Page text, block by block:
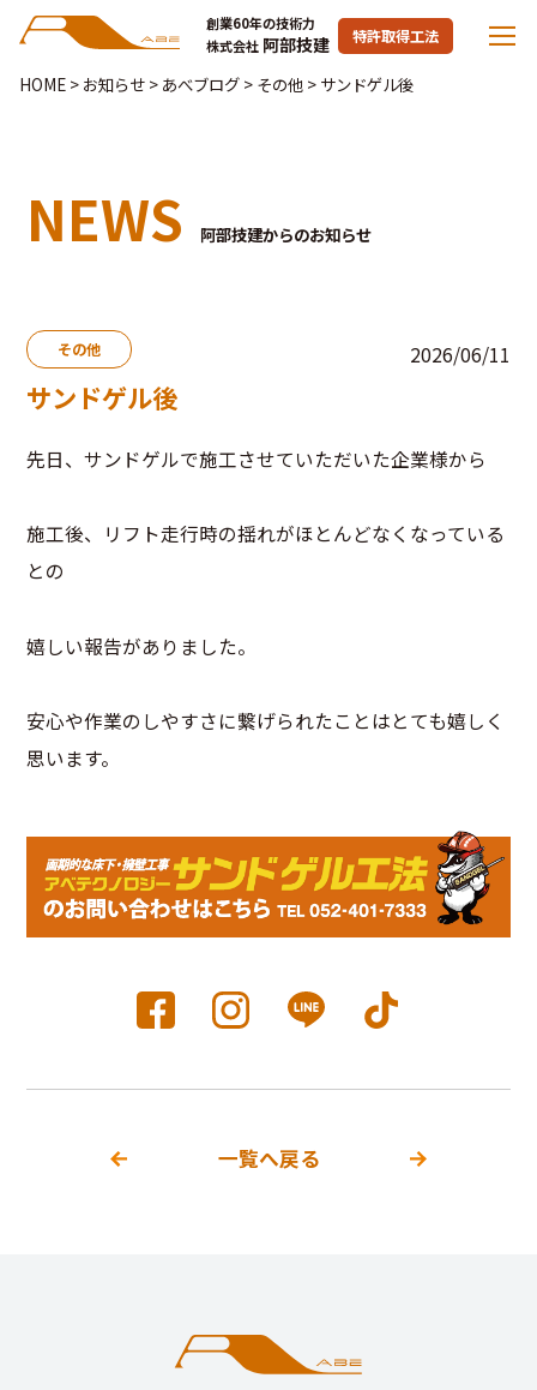
創業60年の技術力
株式会社 阿部技建 特許取得工法
HOME> お知らせ> あべブログ> その他> サンドゲル後
NEWS 阿部技建からのお知らせ
その他 2026/06/11
サンドゲル後
先日、サンドゲルで施工させていただいた企業様から
施工後、リフト走行時の揺れがほとんどなくなっている
との
嬉しい報告がありました。
安心や作業のしやすさに繋げられたことはとても嬉しく
思います。
一覧へ戻る